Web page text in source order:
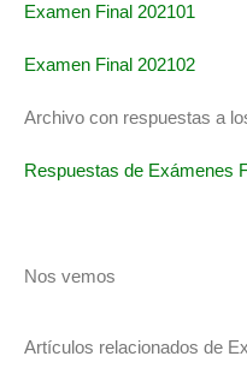
Examen Final 202101
Examen Final 202102
Archivo con respuestas a
Respuestas de Exámenes
Nos vemos
Artículos relacionados de